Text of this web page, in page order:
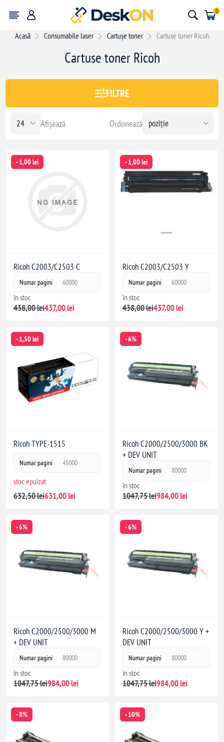
0
Acasă Consumabile laser Cartușe toner Cartuse toner Ricoh
Cartuse toner Ricoh
FILTRE
Ordonează
Afișează
- 1,00 lei
Ricoh C2003/C2503 C
Numar pagini 60000
în stoc
438,00 lei437,00 lei
- 1,00 lei
Ricoh C2003/C2503 Y
Numar pagini 60000
în stoc
438,00 lei437,00 lei
- 1,50 lei
Ricoh TYPE-1515
Numar pagini 45000
stoc epuizat
632,50 lei631,00 lei
- 6%
Ricoh C2000/2500/3000 BK
+ DEV UNIT
Numar pagini 80000
în stoc
1047,75 lei984,00 lei
- 6%
Ricoh C2000/2500/3000 M
+ DEV UNIT
Numar pagini 80000
în stoc
1047,75 lei984,00 lei
- 6%
Ricoh C2000/2500/3000 Y +
DEV UNIT
Numar pagini 80000
în stoc
1047,75 lei984,00 lei
- 8% - 10%